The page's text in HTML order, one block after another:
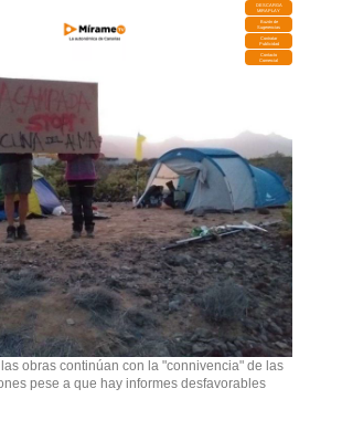
DESCARGA
MIRAPLAY
Buzón de
Sugerencias
Contratar
Publicidad
Contacto
Comercial
obras continúan con la "connivencia" de las
pese a que hay informes desfavorables